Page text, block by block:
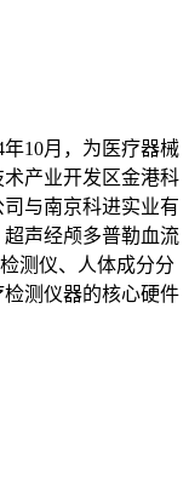
10月，为医疗器械
产业开发区金港科
与南京科进实业有
声经颅多普勒血流
测仪、人体成分分
测仪器的核心硬件